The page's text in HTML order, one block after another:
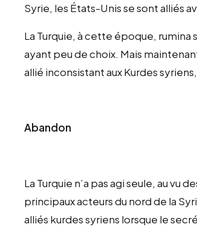
Syrie, les États-Unis se sont alliés
La Turquie, à cette époque, rumina
ayant peu de choix. Mais
allié inconsistant aux Kurdes
Abandon
La Turquie n’a pas agi seule, au vu
principaux acteurs du nord de la
alliés kurdes syriens lorsque le